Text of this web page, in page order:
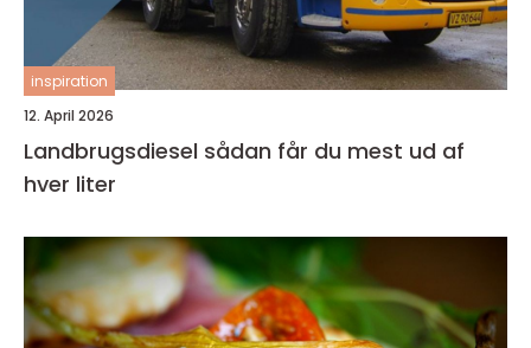
inspiration
12. April 2026
Landbrugsdiesel sådan får du mest ud af
hver liter